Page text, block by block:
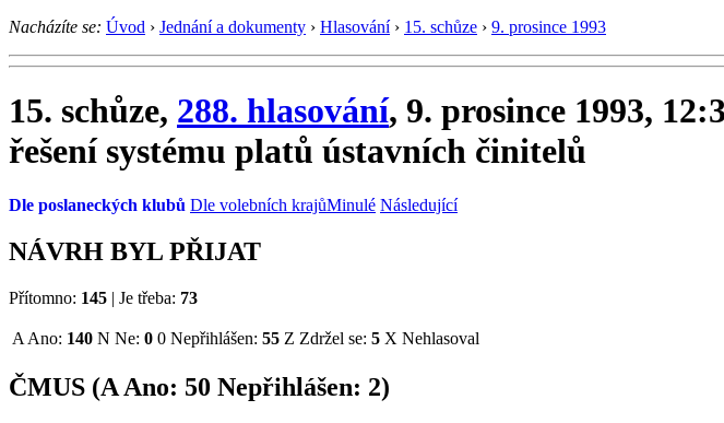
Nacházíte se: Úvod › Jednání a dokumenty › Hlasování › 15. schůze › 9. prosince 1993
15. schůze, 288. hlasování, 9. prosince 1993,
řešení systému platů ústavních činitelů
Dle poslaneckých klubů Dle volebních krajůMinulé Následující
NÁVRH BYL PŘIJAT
Přítomno: 145 | Je třeba: 73
A Ano: 140 N Ne: 0 0 Nepřihlášen: 55 Z Zdržel se: 5 X Nehlasoval
ČMUS (AAno: 50 Nepřihlášen: 2)